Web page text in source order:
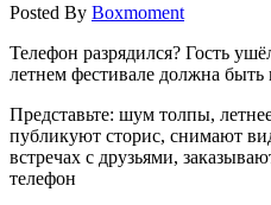
Posted By Boxmoment
Телефон разрядился? Гость
летнем фестивале должна быть
Представьте: шум толпы,
публикуют сторис, снимают
встречах с друзьями,
телефон